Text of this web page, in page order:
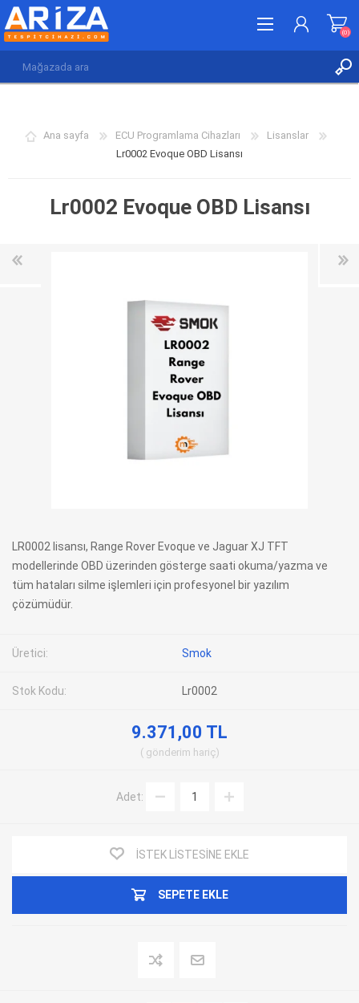
(0)
Ana sayfa ECU Programlama Cihazları
Lisanslar
Lr0002 Evoque OBD Lisansı
Lr0002 Evoque OBD Lisansı
LR0002 lisansı, Range Rover Evoque ve Jaguar XJ TFT
modellerinde OBD üzerinden gösterge saati okuma/yazma ve
tüm hataları silme işlemleri için profesyonel bir yazılım
çözümüdür.
Üretici: Smok
Stok Kodu: Lr0002
9.371,00 TL
gönderim hariç
Adet:
İSTEK LISTESINE EKLE
SEPETE EKLE